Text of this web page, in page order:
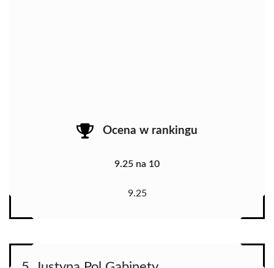
Ocena w rankingu
9.25 na 10
9.25